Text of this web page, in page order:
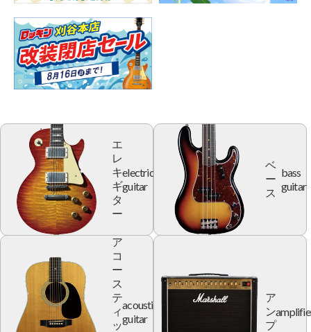
エ
レ
キ
ギ
タ
ー
electric
guitar
ベ
ー
ス
bass
guitar
ア
コ
ー
ス
テ
ィ
ッ
acoustic
guitar
ア
ン
プ